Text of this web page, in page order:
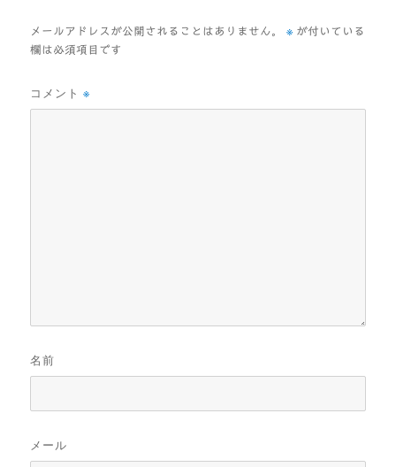
メールアドレスが公開されることはありません。 ※ が付いている
欄は必須項目です
コメント※
名前
メール